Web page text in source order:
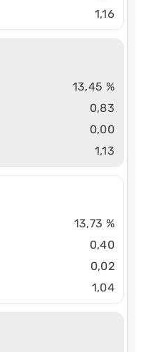
1,16
13,45 %
0,83
0,00
1,13
13,73 %
0,40
0,02
1,04